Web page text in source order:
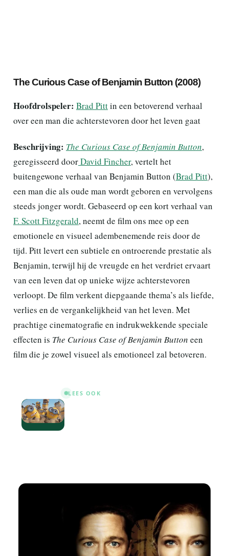
The Curious Case of Benjamin Button (2008)
Hoofdrolspeler: Brad Pittin een betoverend verhaal
over een man die achterstevoren door het leven gaat
Beschrijving: The Curious Case of Benjamin Button,
geregisseerd doorDavid Fincher, vertelt het
buitengewone verhaal van Benjamin Button (Brad Pitt),
een man die als oude man wordt geboren en vervolgens
steeds jonger wordt. Gebaseerd op een kort verhaal van
F. Scott Fitzgerald, neemt de film ons mee op een
emotionele en visueel adembenemende reis door de
tijd. Pitt levert een subtiele en ontroerende prestatie als
Benjamin, terwijl hij de vreugde en het verdriet ervaart
van een leven dat op unieke wijze achterstevoren
verloopt. De film verkent diepgaande thema’s als liefde,
verlies en de vergankelijkheid van het leven. Met
prachtige cinematografie en indrukwekkende speciale
effecten is The Curious Case of Benjamin Button een
film die je zowel visueel als emotioneel zal betoveren.
LEES OOK